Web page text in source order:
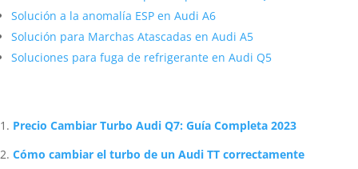
Solución a la anomalía ESP en Audi A6
Solución para Marchas Atascadas en Audi A5
Soluciones para fuga de refrigerante en Audi Q5
Precio Cambiar Turbo Audi Q7: Guía Completa 2023
Cómo cambiar el turbo de un Audi TT correctamente